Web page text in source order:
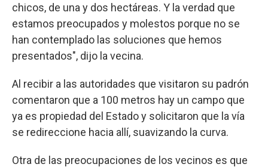
chicos, de una y dos hectáreas. Y la verdad que
estamos preocupados y molestos porque no se
han contemplado las soluciones que hemos
presentados", dijo la vecina.
Al recibir a las autoridades que visitaron su padrón
comentaron que a 100 metros hay un campo que
ya es propiedad del Estado y solicitaron que la vía
se redireccione hacia allí, suavizando la curva.
Otra de las preocupaciones de los vecinos es que